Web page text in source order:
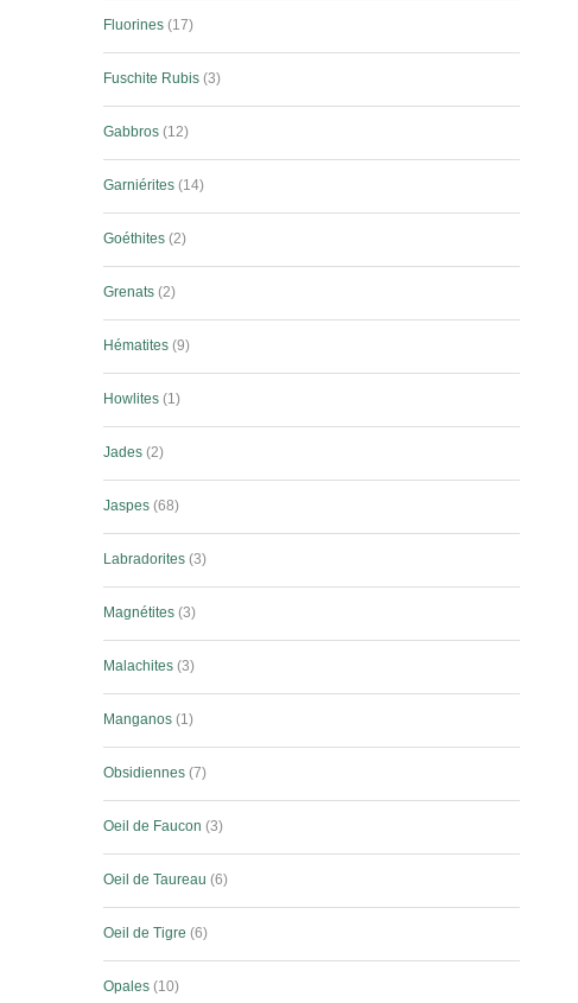
Fluorines 17
Fuschite Rubis 3
Gabbros 12
Garniérites 14
Goéthites 2
Grenats 2
Hématites 9
Howlites 1
Jades 2
Jaspes 68
Labradorites 3
Magnétites 3
Malachites 3
Manganos 1
Obsidiennes 7
Oeil de Faucon 3
Oeil de Taureau 6
Oeil de Tigre 6
Opales 10